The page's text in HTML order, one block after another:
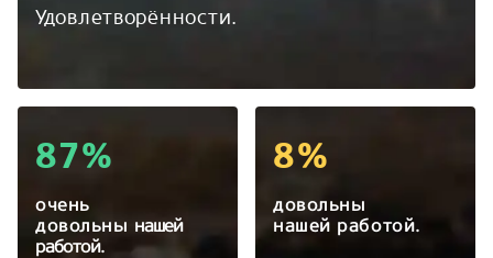
Удовлетворённости.
87%
очень
довольны нашей
работой.
8%
довольны
нашей работой.